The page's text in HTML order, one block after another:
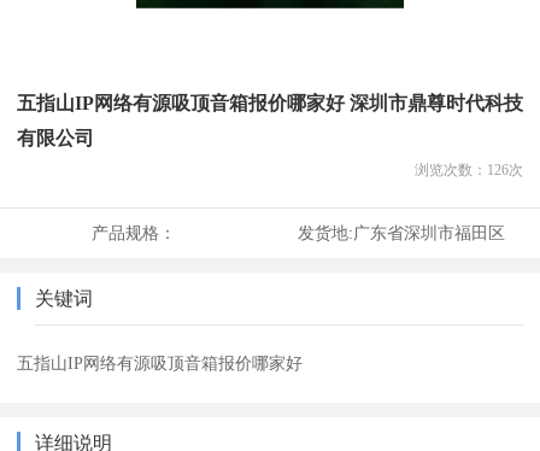
五指山IP网络有源吸顶音箱报价哪家好 深圳市鼎尊时代科技
有限公司
浏览次数： 126次
产品规格： 发货地:广东省深圳市福田区
关键词
五指山IP网络有源吸顶音箱报价哪家好
详细说明